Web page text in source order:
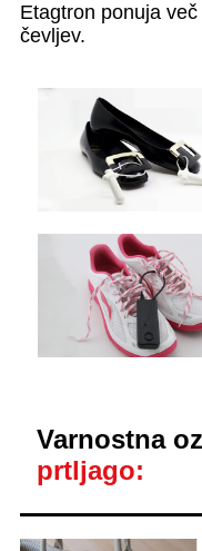
Etagtron ponuja
čevljev.
Varnostna
prtljago: